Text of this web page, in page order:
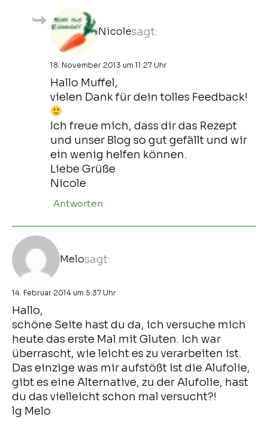
Nicolesagt:
18. November 2013 um 11:27 Uhr
Hallo Muffel,
vielen Dank für dein tolles Feedback!
Ich freue mich, dass dir das Rezept
und unser Blog so gut gefällt und wir
ein wenig helfen können.
Liebe Grüße
Nicole
Antworten
Melosagt:
14. Februar 2014 um 5:37 Uhr
Hallo,
schöne Seite hast du da, ich versuche mich
heute das erste Mal mit Gluten. Ich war
überrascht, wie leicht es zu verarbeiten ist.
Das einzige was mir aufstößt ist die Alufolie,
gibt es eine Alternative, zu der Alufolie, hast
du das vielleicht schon mal versucht?!
lg Melo